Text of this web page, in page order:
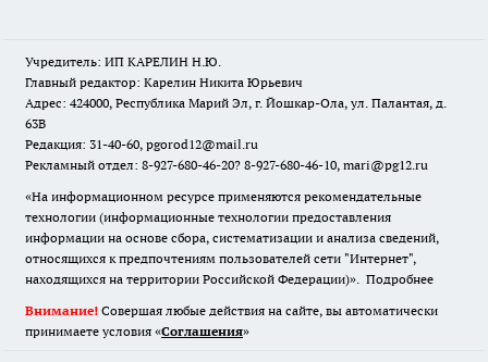
Учредитель: ИП КАРЕЛИН Н.Ю.
Главный редактор: Карелин Никита Юрьевич
Адрес: 424000, Республика Марий Эл, г. Йошкар-Ола, ул. Палантая, д.
63В
Редакция: 31-40-60, pgorod12@mail.ru
Рекламный отдел: 8-927-680-46-20? 8-927-680-46-10, mari@pg12.ru
«На информационном ресурсе применяются рекомендательные
технологии (информационные технологии предоставления
информации на основе сбора, систематизации и анализа сведений,
относящихся к предпочтениям пользователей сети "Интернет",
находящихся на территории Российской Федерации)». Подробнее
Внимание! Совершая любые действия на сайте, вы автоматически
принимаете условия «Cоглашения»